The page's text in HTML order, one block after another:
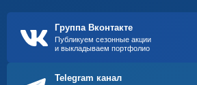
Группа Вконтакте
Публикуем сезонные акции
и выкладываем портфолио
Telegram канал